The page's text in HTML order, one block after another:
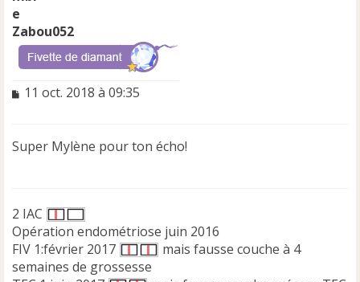
Zabou052
M
a
o
n
l
u
11 oct. 2018 à 09:35
Super Mylène pour ton écho!
2 IAC
Opération endométriose juin 2016
FIV 1:février 2017
mais fausse couche à 4
semaines de grossesse